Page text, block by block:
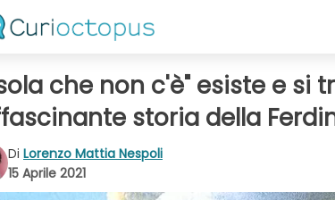
che non c'è" esiste e si
storia della
Di Lorenzo Mattia Nespoli
15 Aprile 2021